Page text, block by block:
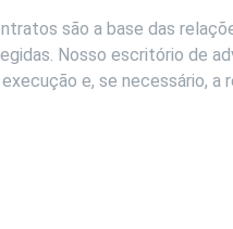
são a base das
Nosso escritório de
e, se necessário, a